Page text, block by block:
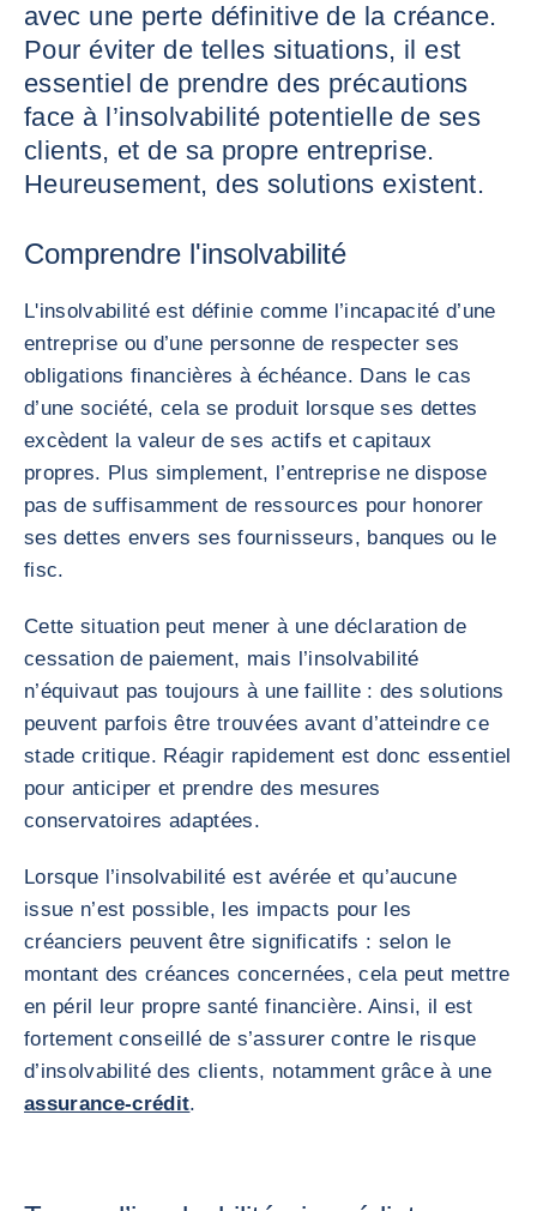
avec une perte définitive de la créance.
Pour éviter de telles situations, il est
essentiel de prendre des précautions
face à l’insolvabilité potentielle de ses
clients, et de sa propre entreprise.
Heureusement, des solutions existent.
Comprendre l'insolvabilité
L'insolvabilité est définie comme l’incapacité d’une
entreprise ou d’une personne de respecter ses
obligations financières à échéance. Dans le cas
d’une société, cela se produit lorsque ses dettes
excèdent la valeur de ses actifs et capitaux
propres. Plus simplement, l’entreprise ne dispose
pas de suffisamment de ressources pour honorer
ses dettes envers ses fournisseurs, banques ou le
fisc.
Cette situation peut mener à une déclaration de
cessation de paiement, mais l’insolvabilité
n’équivaut pas toujours à une faillite : des solutions
peuvent parfois être trouvées avant d’atteindre ce
stade critique. Réagir rapidement est donc essentiel
pour anticiper et prendre des mesures
conservatoires adaptées.
Lorsque l’insolvabilité est avérée et qu’aucune
issue n’est possible, les impacts pour les
créanciers peuvent être significatifs : selon le
montant des créances concernées, cela peut mettre
en péril leur propre santé financière. Ainsi, il est
fortement conseillé de s’assurer contre le risque
d’insolvabilité des clients, notamment grâce à une
assurance-crédit.